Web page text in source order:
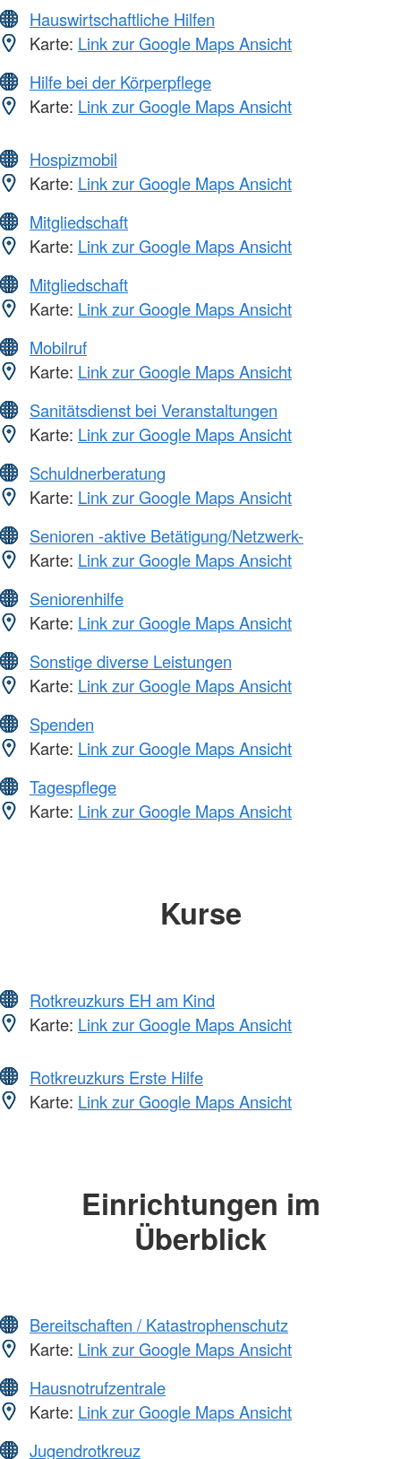
Hauswirtschaftliche Hilfen
Karte: Link zur Google Maps Ansicht
Hilfe bei der Körperpflege
Karte: Link zur Google Maps Ansicht
Hospizmobil
Karte: Link zur Google Maps Ansicht
Mitgliedschaft
Karte: Link zur Google Maps Ansicht
Mitgliedschaft
Karte: Link zur Google Maps Ansicht
Mobilruf
Karte: Link zur Google Maps Ansicht
Sanitätsdienst bei Veranstaltungen
Karte: Link zur Google Maps Ansicht
Schuldnerberatung
Karte: Link zur Google Maps Ansicht
Senioren -aktive Betätigung/Netzwerk-
Karte: Link zur Google Maps Ansicht
Seniorenhilfe
Karte: Link zur Google Maps Ansicht
Sonstige diverse Leistungen
Karte: Link zur Google Maps Ansicht
Spenden
Karte: Link zur Google Maps Ansicht
Tagespflege
Karte: Link zur Google Maps Ansicht
Kurse
Rotkreuzkurs EH am Kind
Karte: Link zur Google Maps Ansicht
Rotkreuzkurs Erste Hilfe
Karte: Link zur Google Maps Ansicht
Einrichtungen im
Überblick
Bereitschaften / Katastrophenschutz
Karte: Link zur Google Maps Ansicht
Hausnotrufzentrale
Karte: Link zur Google Maps Ansicht
Jugendrotkreuz